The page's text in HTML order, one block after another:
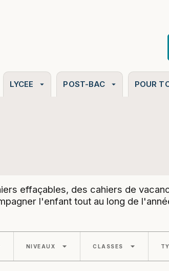
LYCEE arrow_drop_down POST-BAC arrow_drop_down POUR
effaçables, des cahiers de
l'enfant tout au long de
NIVEAUX arrow_drop_down CLASSES arrow_drop_down